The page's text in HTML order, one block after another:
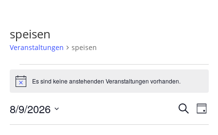
speisen
Veranstaltungen speisen
Veranstaltungen
für
9,
2026
HinweisEs sind keine anstehenden Veranstaltungen vorhanden.
Suche
SucheTag
8/9/2026